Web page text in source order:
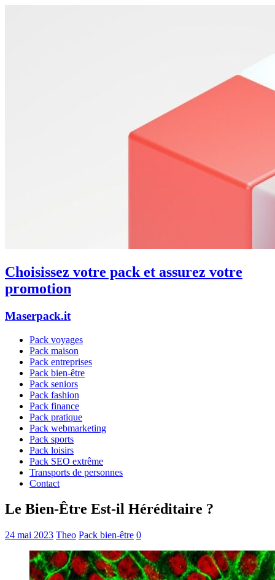
Choisissez votre pack et assurez votre
promotion
Maserpack.it
Pack voyages
Pack maison
Pack entreprises
Pack bien-être
Pack seniors
Pack fashion
Pack finance
Pack pratique
Pack webmarketing
Pack sports
Pack loisirs
Pack SEO extrême
Transports de personnes
Contact
Le Bien-Être Est-il Héréditaire ?
24 mai 2023 Theo Pack bien-être 0